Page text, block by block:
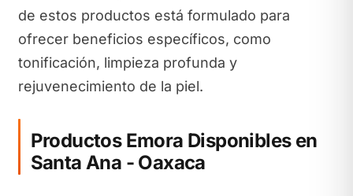
de estos productos está formulado para
ofrecer beneficios específicos, como
tonificación, limpieza profunda y
rejuvenecimiento de la piel.
Productos Emora Disponibles en
Santa Ana - Oaxaca